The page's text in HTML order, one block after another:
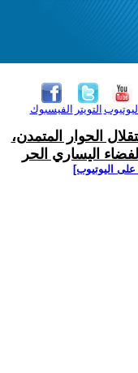
الفيسبوك التويتر
الحوار المتمدن،
اليساري الحر
اليوتيوب]